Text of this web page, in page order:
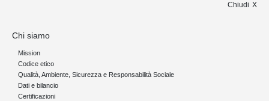
Chiudi
Chi siamo
Mission
Codice etico
Qualità, Ambiente, Sicurezza e Responsabilità Sociale
Dati e bilancio
Certificazioni